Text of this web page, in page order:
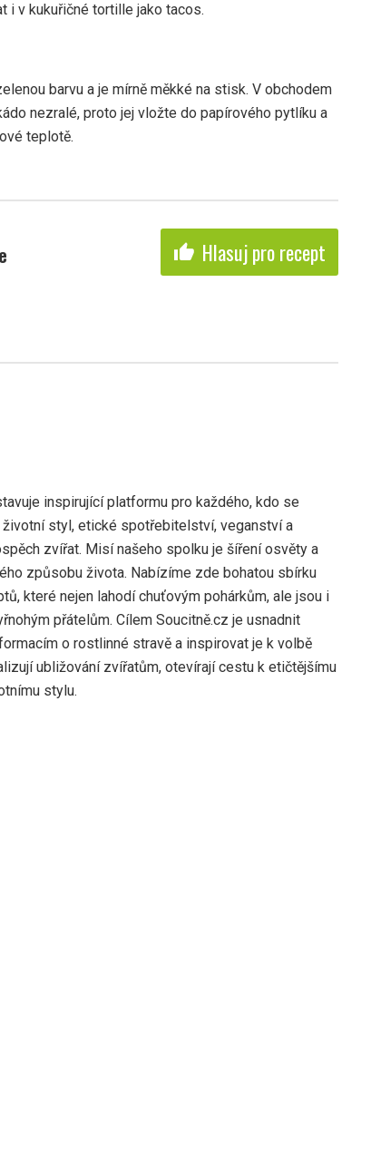
i v kukuřičné tortille jako tacos.
barvu a je mírně měkké na stisk. V obchodem
nezralé, proto jej vložte do papírového pytlíku a
teplotě.
thumb_up Hlasuj pro recept
inspirující platformu pro každého, kdo se
životní styl, etické spotřebitelství, veganství a
zvířat. Misí našeho spolku je šíření osvěty a
způsobu života. Nabízíme zde bohatou sbírku
které nejen lahodí chuťovým pohárkům, ale jsou i
přátelům. Cílem Soucitně.cz je usnadnit
o rostlinné stravě a inspirovat je k volbě
ubližování zvířatům, otevírají cestu k etičtějšímu
stylu.